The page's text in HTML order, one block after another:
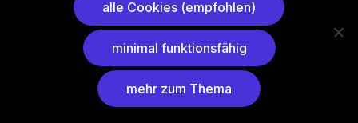
alle Cookies (empfohlen)
minimal funktionsfähig
mehr zum Thema